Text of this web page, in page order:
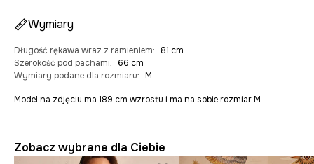
Wymiary
Długość rękawa wraz z ramieniem:
81 cm
Szerokość pod pachami:
66 cm
Wymiary podane dla rozmiaru: M.
Model na zdjęciu ma 189 cm wzrostu i ma na sobie rozmiar M.
Zobacz wybrane dla Ciebie